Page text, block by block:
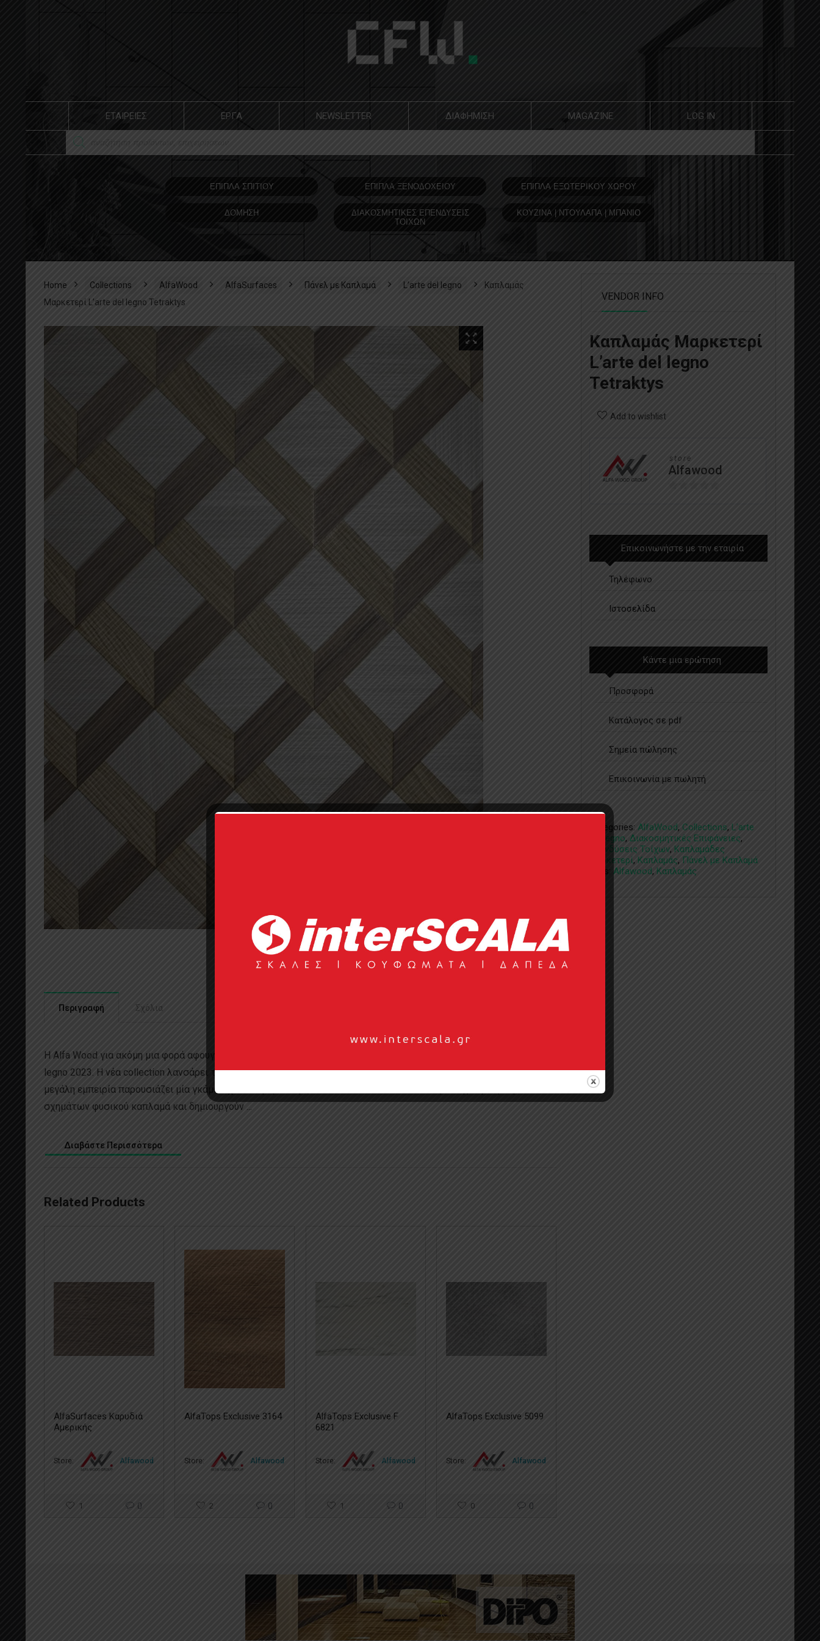
ΕΤΑΙΡΕΙΕΣ ΕΡΓΑ NEWSLETTER ΔΙΑΦΗΜΙΣΗ MAGAZINE LOG IN
ΕΠΙΠΛΑ ΣΠΙΤΙΟΥ ΕΠΙΠΛΑ ΞΕΝΟΔOΧΕΙΟΥ ΕΠΙΠΛΑ ΕΞΩΤΕΡΙΚΟΥ ΧΩΡΟΥ
ΔΟΜΗΣΗ
ΔΙΑΚΟΣΜΗΤΙΚΕΣ ΕΠΕΝΔΥΣΕΙΣ
ΤΟΙΧΩΝ
ΚΟΥΖΙΝΑ | ΝΤΟΥΛΑΠΑ | ΜΠΑΝΙΟ
Home Collections AlfaWood AlfaSurfaces Πάνελ με Καπλαμά L’arte del legno
Καπλαμάς
Μαρκετερί L’arte del legno Tetraktys
Περιγραφή Σχόλια
Η Alfa Wood για ακόμη μια φορά αφουγκράζεται τις τάσεις του σήμερα και καινοτομεί με τη νέα σειρά L’arte del
legno 2023. H νέα collection λανσάρει την παραδοσιακή τεχνοτροπία στον τομέα του καπλαμά ,όπου ο όμιλος με
μεγάλη εμπειρία παρουσιάζει μία γκάμα σχεδίων μαρκετερί, που αποτελούνται από το σύμπλεγμα γεωμετρικών
σχημάτων φυσικού καπλαμά και δημιουργούν ...
Διαβάστε Περισσότερα
Related Products
AlfaSurfaces Καρυδιά
Αμερικής
Store: Alfawood
1 0
AlfaTops Exclusive 3164
Store: Alfawood
2 0
AlfaTops Exclusive F
6821
Store: Alfawood
1 0
AlfaTops Exclusive 5099
Store: Alfawood
0 0
VENDOR INFO
Καπλαμάς Μαρκετερί
L’arte del legno
Tetraktys
Add to wishlist
store
Alfawood
Επικοινωνήστε με την εταιρία
Τηλέφωνο
Ιστοσελίδα
Κάντε μια ερώτηση
Προσφορά
Κατάλογος σε pdf
Σημεία πώλησης
Επικοινωνία με πωλητή
Categories: AlfaWood, Collections, L’arte
del legno, Διακοσμητικές Επιφάνειες,
Επενδύσεις Τοίχων, Καπλαμάδες
Μαρκετερί, Καπλαμάς, Πάνελ με Καπλαμά
Tags: Alfawood, Καπλαμάς